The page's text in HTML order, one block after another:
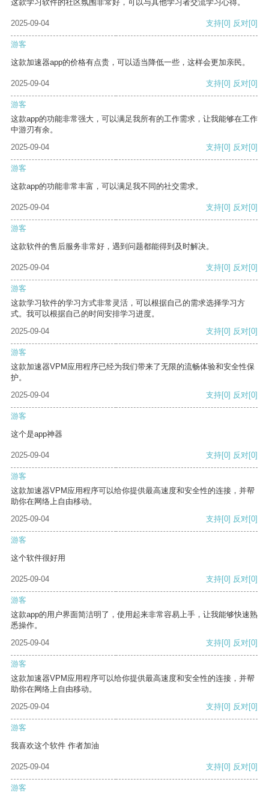
这款学习软件的社区氛围非常好，可以与其他学习者交流学习心得。
2025-09-04 支持[0] 反对[0]
游客
这款加速器app的价格有点贵，可以适当降低一些，这样会更加亲民。
2025-09-04 支持[0] 反对[0]
游客
这款app的功能非常强大，可以满足我所有的工作需求，让我能够在工作
中游刃有余。
2025-09-04
支持[0] 反对[0]
游客
这款app的功能非常丰富，可以满足我不同的社交需求。
2025-09-04 支持[0] 反对[0]
游客
这款软件的售后服务非常好，遇到问题都能得到及时解决。
2025-09-04 支持[0] 反对[0]
游客
这款学习软件的学习方式非常灵活，可以根据自己的需求选择学习方
式。我可以根据自己的时间安排学习进度。
2025-09-04
支持[0] 反对[0]
游客
这款加速器VPM应用程序已经为我们带来了无限的流畅体验和安全性保
护。
2025-09-04
支持[0] 反对[0]
游客
这个是app神器
2025-09-04 支持[0] 反对[0]
游客
这款加速器VPM应用程序可以给你提供最高速度和安全性的连接，并帮
助你在网络上自由移动。
2025-09-04
支持[0] 反对[0]
游客
这个软件很好用
2025-09-04 支持[0] 反对[0]
游客
这款app的用户界面简洁明了，使用起来非常容易上手，让我能够快速熟
悉操作。
2025-09-04
支持[0] 反对[0]
游客
这款加速器VPM应用程序可以给你提供最高速度和安全性的连接，并帮
助你在网络上自由移动。
2025-09-04
支持[0] 反对[0]
游客
我喜欢这个软件 作者加油
2025-09-04 支持[0] 反对[0]
游客